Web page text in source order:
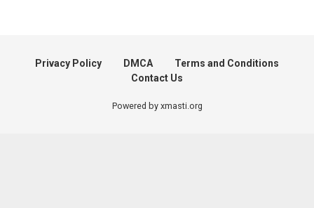
Privacy Policy DMCA
Terms and Conditions
Contact Us
Powered by xmasti.org